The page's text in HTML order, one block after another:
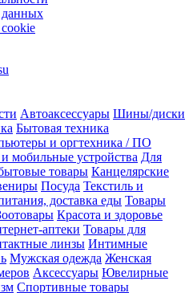
данных
Автоаксессуары Шины/диски
Бытовая техника
и оргтехника / ПО
мобильные устройства Для
товары Канцелярские
Посуда Текстиль и
доставка еды Товары
Красота и здоровье
аптеки Товары для
линзы Интимные
Мужская одежда Женская
Аксессуары Ювелирные
Спортивные товары